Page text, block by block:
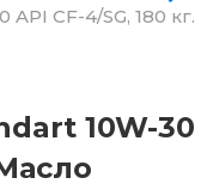
CF-4/SG, 180 кг.
10W-30